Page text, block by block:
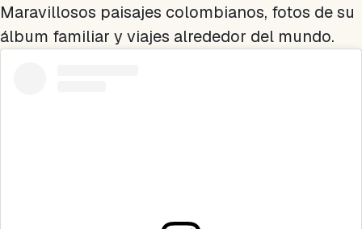
Maravillosos paisajes colombianos, fotos de su
álbum familiar y viajes alrededor del mundo.